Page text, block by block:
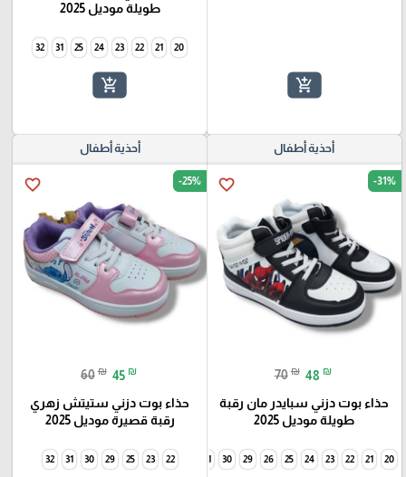
add_shopping_cart
طويلة موديل 2025
20
21
22
23
24
25
31
32
add_shopping_cart
أحذية أطفال
favorite_border -31%
70 ₪ 48 ₪
حذاء بوت دزني سبايدر مان رقبة
طويلة موديل 2025
20
21
22
23
24
25
26
29
30
31
33
34
أحذية أطفال
favorite_border -25%
60 ₪ 45 ₪
حذاء بوت دزني ستيتش زهري
رقبة قصيرة موديل 2025
22
23
25
29
30
31
32